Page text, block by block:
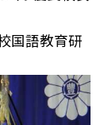
国語教育研